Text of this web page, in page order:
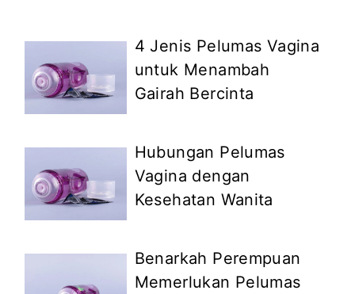
4 Jenis Pelumas Vagina
untuk Menambah
Gairah Bercinta
Hubungan Pelumas
Vagina dengan
Kesehatan Wanita
Benarkah Perempuan
Memerlukan Pelumas